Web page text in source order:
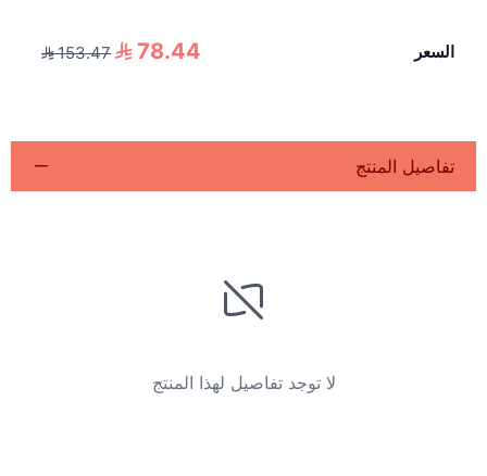
السعر 78.44
153.47
تفاصيل المنتج
لا توجد تفاصيل لهذا المنتج